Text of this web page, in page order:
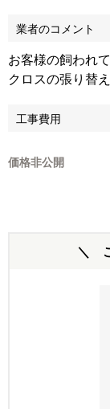
業者のコメント
お客様の飼われ
クロスの張り替
工事費用
価格非公開
＼